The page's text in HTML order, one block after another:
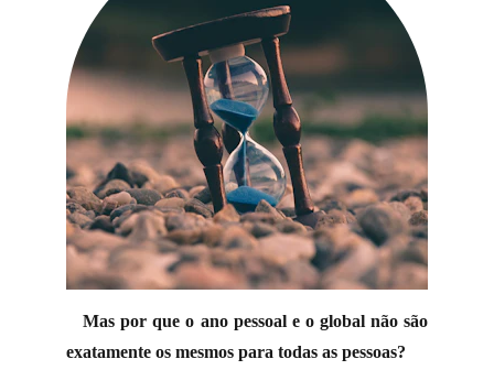
Mas por que o ano pessoal e o global não são
exatamente os mesmos para todas as pessoas?